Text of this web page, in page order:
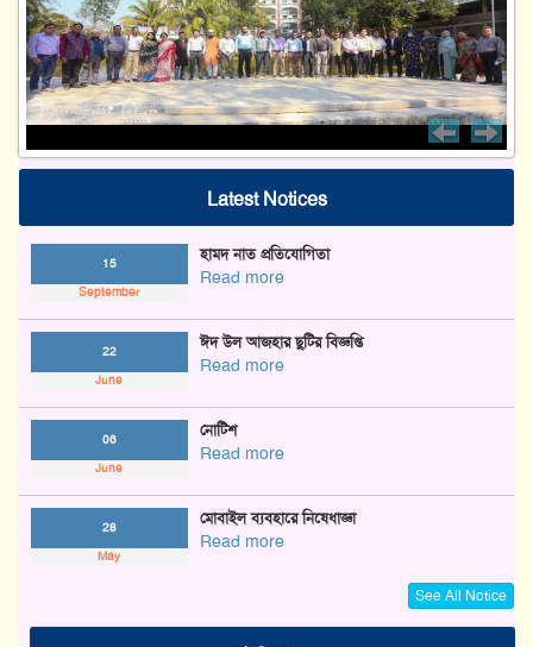
Latest Notices
15
September
হামদ নাত প্রতিযোগিতা
Read more
22
June
ঈদ উল আজহার ছুটির বিজ্ঞপ্তি
Read more
06
June
নোটিশ
Read more
28
May
মোবাইল ব্যবহারে নিষেধাজ্ঞা
Read more
See All Notice